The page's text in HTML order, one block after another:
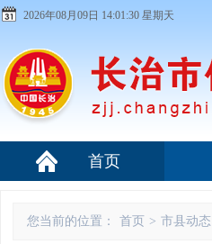
2026年08月09日 14:01:30 星期天
首页
您当前的位置： 首页 > 市县动态